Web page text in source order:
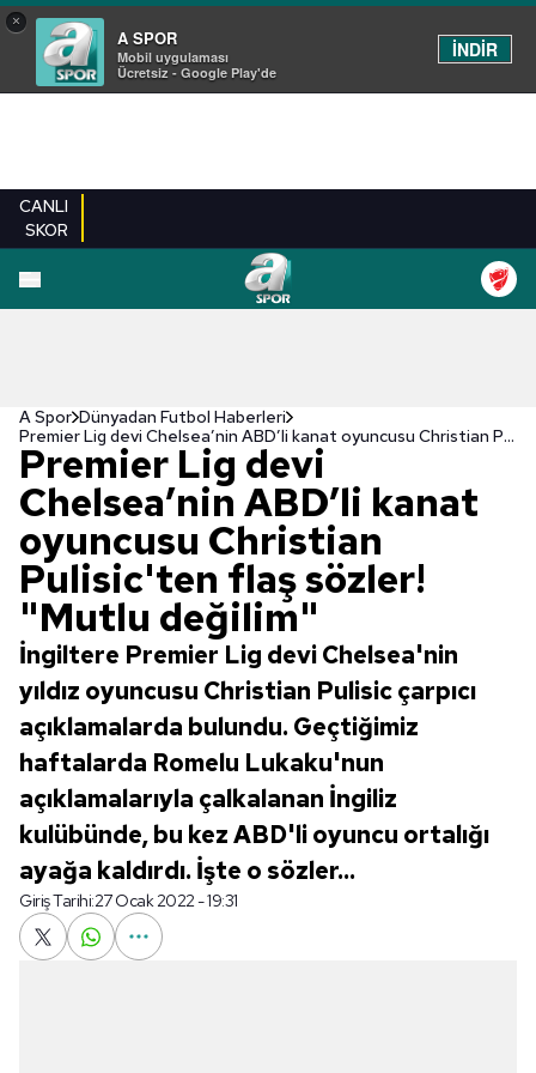
×
A SPOR
Mobil uygulaması
Ücretsiz - Google Play'de
İNDİR
CANLI
SKOR
A Spor Dünyadan Futbol Haberleri
Premier Lig devi Chelsea’nin ABD’li kanat oyuncusu Christian Pulisic'ten flaş sözler! "Mutlu değilim"
Premier Lig devi
Chelsea’nin ABD’li kanat
oyuncusu Christian
Pulisic'ten flaş sözler!
"Mutlu değilim"
İngiltere Premier Lig devi Chelsea'nin
yıldız oyuncusu Christian Pulisic çarpıcı
açıklamalarda bulundu. Geçtiğimiz
haftalarda Romelu Lukaku'nun
açıklamalarıyla çalkalanan İngiliz
kulübünde, bu kez ABD'li oyuncu ortalığı
ayağa kaldırdı. İşte o sözler...
Giriş Tarihi:27 Ocak 2022 - 19:31